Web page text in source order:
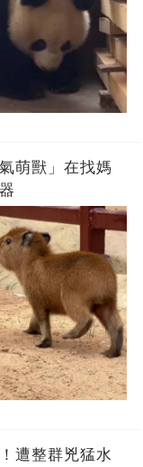
萌獸」在找媽
遭整群兇猛水